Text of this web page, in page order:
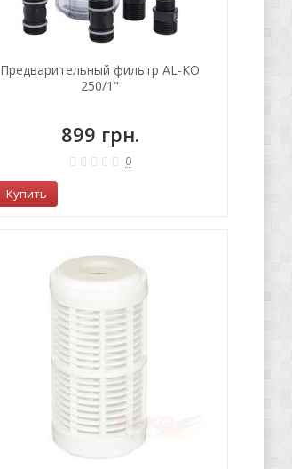
Предварительный фильтр AL-KO
250/1"
899 грн.
0
Купить